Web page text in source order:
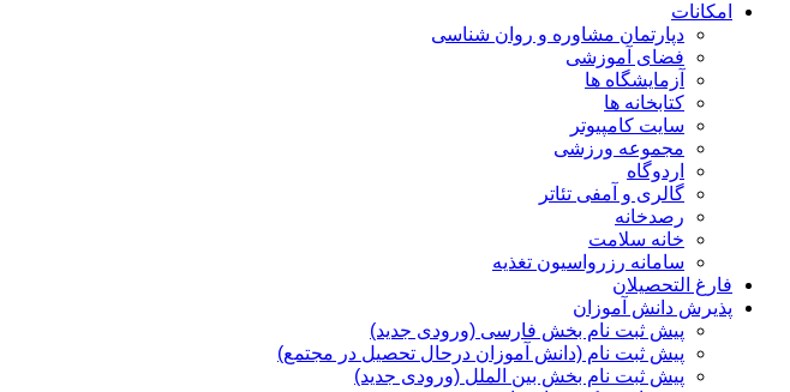
امکانات
دپارتمان مشاوره و روان شناسی
فضای آموزشی
آزمایشگاه ها
کتابخانه ها
سایت کامپیوتر
مجموعه ورزشی
اردوگاه
گالری و آمفی تئاتر
رصدخانه
خانه سلامت
سامانه رزرواسیون تغذیه
فارغ التحصیلان
پذیرش دانش آموزان
پیش ثبت نام بخش فارسی (ورودی جدید)
پیش ثبت نام (دانش آموزان درحال تحصیل در مجتمع)
پیش ثبت نام بخش بین الملل (ورودی جدید)